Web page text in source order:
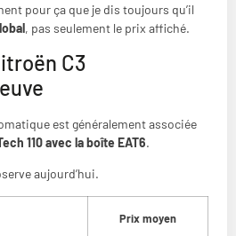
pour ça que je dis toujours qu’il
, pas seulement le prix affiché.
C3
est généralement associée
110 avec la boîte EAT6.
aujourd’hui.
Prix moyen